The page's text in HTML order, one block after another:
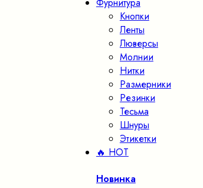
Фурнитура
Кнопки
Ленты
Люверсы
Молнии
Нитки
Размерники
Резинки
Тесьма
Шнуры
Этикетки
🔥 HOT
Новинка